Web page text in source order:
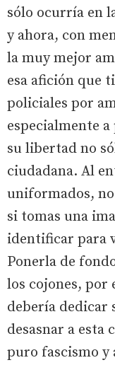
sólo ocurría en
y ahora, con
la muy mejor
esa afición que
policiales por
especialmente
su libertad no
ciudadana. Al
uniformados,
si tomas una
identificar para
Ponerla de
los cojones, por
debería dedicar
desasnar a esta
puro fascismo